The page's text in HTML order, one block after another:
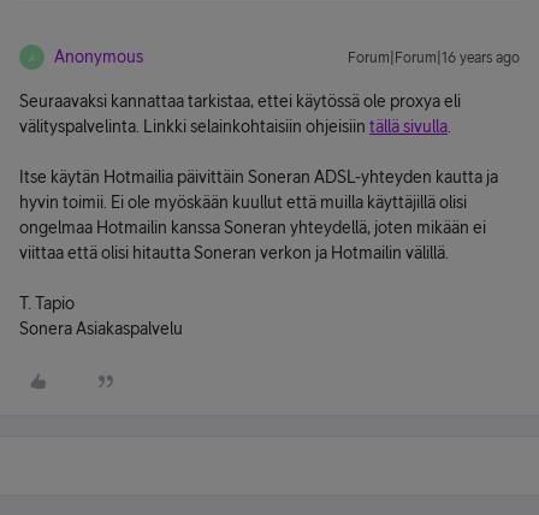
A Anonymous Forum|Forum|16 years ago
Seuraavaksi kannattaa tarkistaa, ettei käytössä ole proxya eli
välityspalvelinta. Linkki selainkohtaisiin ohjeisiin tällä sivulla
Itse käytän Hotmailia päivittäin Soneran ADSL-yhteyden kautta ja
hyvin toimii. Ei ole myöskään kuullut että muilla käyttäjillä olisi
ongelmaa Hotmailin kanssa Soneran yhteydellä, joten mikään ei
viittaa että olisi hitautta Soneran verkon ja Hotmailin välillä.
T. Tapio
Sonera Asiakaspalvelu